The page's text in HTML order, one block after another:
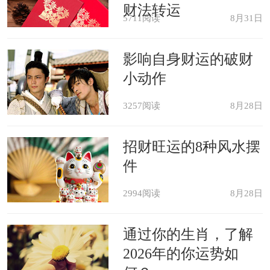
许实现条件的前提。
精神象征：酒精表示精神，是矛盾
物的结合，意味着意识的变更。
财法转运
5711阅读 8月31日
影响自身财运的破财
小动作
3257阅读 8月28日
招财旺运的8种风水摆
件
2994阅读 8月28日
通过你的生肖，了解
2026年的你运势如